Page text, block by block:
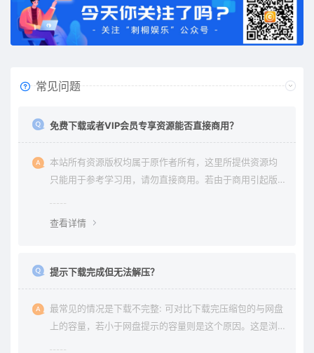
常见问题
免费下载或者VIP会员专享资源能否直接商用？
本站所有资源版权均属于原作者所有，这里所提供资源均
只能用于参考学习用，请勿直接商用。若由于商用引起版
查看详情
提示下载完成但无法解压？
最常见的情况是下载不完整: 可对比下载完压缩包的与网盘
上的容量，若小于网盘提示的容量则是这个原因。这是浏